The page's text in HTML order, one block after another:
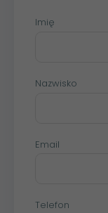
Imię
Nazwisko
Email
Telefon